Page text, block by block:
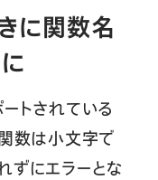
に関数名
トされている
数は小文字で
ずにエラーとな